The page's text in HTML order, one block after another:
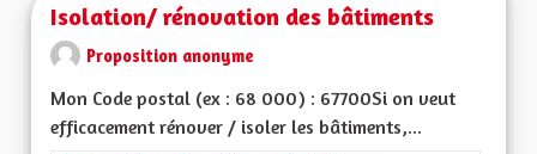
Isolation/ rénovation des bâtiments
Proposition anonyme
Mon Code postal (ex : 68 000) : 67700Si on veut
efficacement rénover / isoler les bâtiments,...